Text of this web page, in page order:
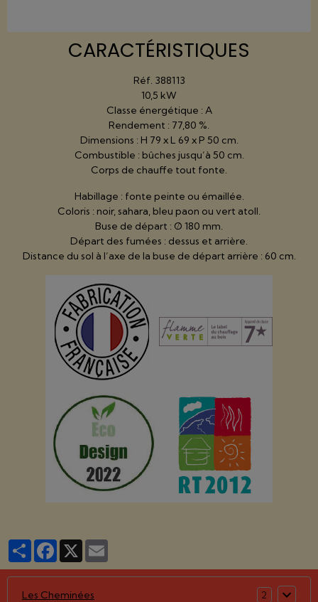
CARACTÉRISTIQUES
Réf. 388113
10,5 kW
Classe énergétique : A
Rendement : 77,80 %.
Dimensions : H 79 x L 69 x P 50 cm.
Combustible : bûches jusqu’à 50 cm.
Corps de chauffe tout fonte.
Habillage : fonte peinte ou émaillée.
Coloris : noir, sahara, bleu paon ou vert atoll.
Buse de départ : Ø 180 mm.
Départ des fumées : dessus et arrière.
Distance du sol à l’axe de la buse de départ arrière : 60 cm.
PartagerFacebook
X
Les Cheminées 2